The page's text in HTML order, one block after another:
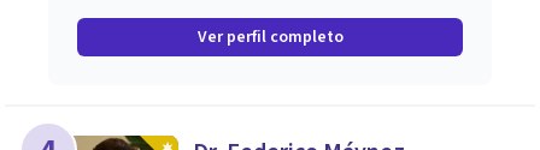
Ver perfil completo